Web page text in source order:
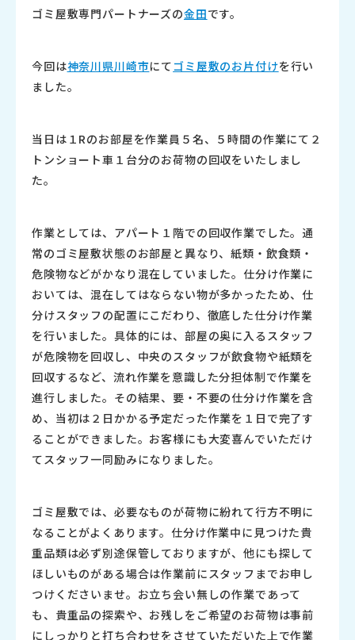
ゴミ屋敷専門パートナーズの金田です。
今回は神奈川県川崎市にてゴミ屋敷のお片付けを行い
ました。
当日は１Rのお部屋を作業員５名、５時間の作業にて２
トンショート車１台分のお荷物の回収をいたしまし
た。
作業としては、アパート１階での回収作業でした。通
常のゴミ屋敷状態のお部屋と異なり、紙類・飲食類・
危険物などがかなり混在していました。仕分け作業に
おいては、混在してはならない物が多かったため、仕
分けスタッフの配置にこだわり、徹底した仕分け作業
を行いました。具体的には、部屋の奥に入るスタッフ
が危険物を回収し、中央のスタッフが飲食物や紙類を
回収するなど、流れ作業を意識した分担体制で作業を
進行しました。その結果、要・不要の仕分け作業を含
め、当初は２日かかる予定だった作業を１日で完了す
ることができました。お客様にも大変喜んでいただけ
てスタッフ一同励みになりました。
ゴミ屋敷では、必要なものが荷物に紛れて行方不明に
なることがよくあります。仕分け作業中に見つけた貴
重品類は必ず別途保管しておりますが、他にも探して
ほしいものがある場合は作業前にスタッフまでお申し
つけくださいませ。お立ち会い無しの作業であって
も、貴重品の探索や、お残しをご希望のお荷物は事前
にしっかりと打ち合わせをさせていただいた上で作業